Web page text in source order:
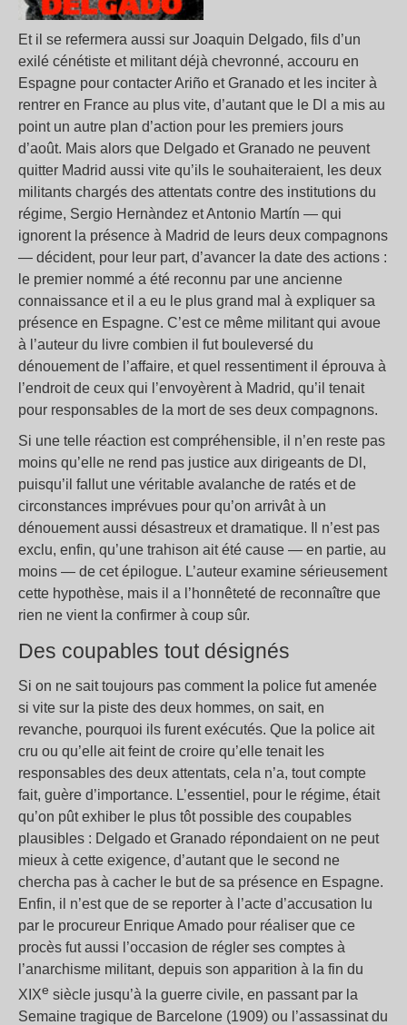
Et il se refermera aussi sur Joaquin Delgado, fils d’un
exilé cénétiste et militant déjà chevronné, accouru en
Espagne pour contacter Ariño et Granado et les inciter à
rentrer en France au plus vite, d’autant que le Dl a mis au
point un autre plan d’action pour les premiers jours
d’août. Mais alors que Delgado et Granado ne peuvent
quitter Madrid aussi vite qu’ils le souhaiteraient, les deux
militants chargés des attentats contre des institutions du
régime, Sergio Hernàndez et Antonio Martín — qui
ignorent la présence à Madrid de leurs deux compagnons
— décident, pour leur part, d’avancer la date des actions :
le premier nommé a été reconnu par une ancienne
connaissance et il a eu le plus grand mal à expliquer sa
présence en Espagne. C’est ce même militant qui avoue
à l’auteur du livre combien il fut bouleversé du
dénouement de l’affaire, et quel ressentiment il éprouva à
l’endroit de ceux qui l’envoyèrent à Madrid, qu’il tenait
pour responsables de la mort de ses deux compagnons.
Si une telle réaction est compréhensible, il n’en reste pas
moins qu’elle ne rend pas justice aux dirigeants de Dl,
puisqu’il fallut une véritable avalanche de ratés et de
circonstances imprévues pour qu’on arrivât à un
dénouement aussi désastreux et dramatique. Il n’est pas
exclu, enfin, qu’une trahison ait été cause — en partie, au
moins — de cet épilogue. L’auteur examine sérieusement
cette hypothèse, mais il a l’honnêteté de reconnaître que
rien ne vient la confirmer à coup sûr.
Des coupables tout désignés
Si on ne sait toujours pas comment la police fut amenée
si vite sur la piste des deux hommes, on sait, en
revanche, pourquoi ils furent exécutés. Que la police ait
cru ou qu’elle ait feint de croire qu’elle tenait les
responsables des deux attentats, cela n’a, tout compte
fait, guère d’importance. L’essentiel, pour le régime, était
qu’on pût exhiber le plus tôt possible des coupables
plausibles : Delgado et Granado répondaient on ne peut
mieux à cette exigence, d’autant que le second ne
chercha pas à cacher le but de sa présence en Espagne.
Enfin, il n’est que de se reporter à l’acte d’accusation lu
par le procureur Enrique Amado pour réaliser que ce
procès fut aussi l’occasion de régler ses comptes à
l’anarchisme militant, depuis son apparition à la fin du
XIXe siècle jusqu’à la guerre civile, en passant par la
Semaine tragique de Barcelone (1909) ou l’assassinat du